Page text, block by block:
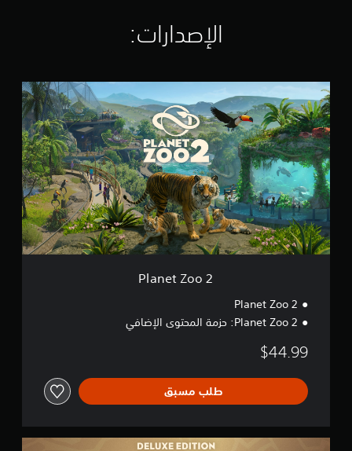
الإصدارات:‏
P
l
a
n
e
t
Z
o
o
Planet Zoo 2
Planet Zoo 2
Planet Zoo 2: حزمة المحتوى الإضافي
$44.99
طلب مسبق